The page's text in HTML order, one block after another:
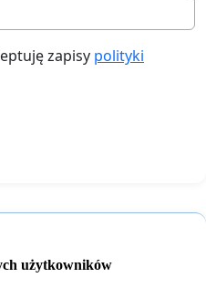
zapisy polityki
użytkowników